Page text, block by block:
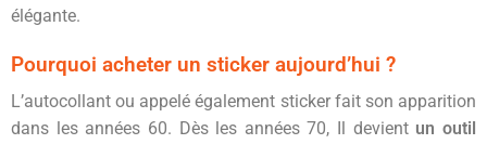
élégante.
Pourquoi acheter un sticker aujourd’hui ?
L’autocollant ou appelé également sticker fait son apparition
dans les années 60. Dès les années 70, Il devient un outil